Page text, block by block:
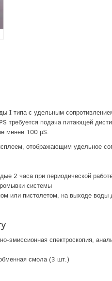
I типа с удельным
требуется подача питающей
менее 100 µS.
отображающим удельное
2 часа при периодической
системы
или пистолетом, на выходе воды
эмиссионная спектроскопия,
смола (3 шт.)